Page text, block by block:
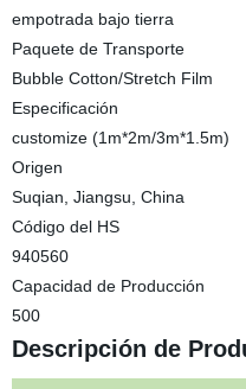
empotrada bajo tierra
Paquete de Transporte
Bubble Cotton/Stretch Film
Especificación
customize (1m*2m/3m*1.5m)
Origen
Suqian, Jiangsu, China
Código del HS
940560
Capacidad de Producción
500
Descripción de